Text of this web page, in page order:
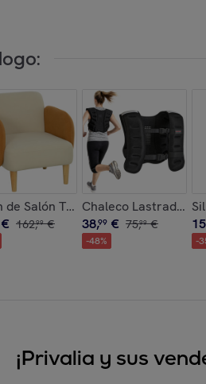
Espejo, Tocador con 2
de Salón Tapizado en Terciopelo
€ 162,99 €
Chaleco Lastrado
38,99 € 75,99 €
-48% -
¡Privalia y sus